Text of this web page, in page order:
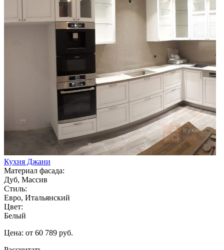
Кухня Джани
Материал фасада:
Дуб, Массив
Стиль:
Евро, Итальянский
Цвет:
Белый
Цена: от 60 789 руб.